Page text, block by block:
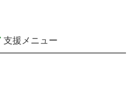
支援メニュー